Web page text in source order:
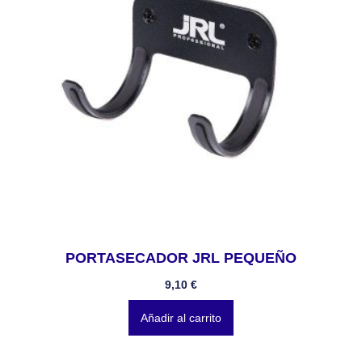
PORTASECADOR JRL PEQUEÑO
9,10 €
Añadir al carrito